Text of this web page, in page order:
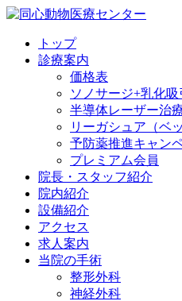
トップ
診療案内
価格表
ソノサージ+乳化吸
半導体レーザー治
リーガシュア（ベ
予防薬推進キャン
プレミアム会員
院長・ スタッフ紹介
院内紹介
設備紹介
アクセス
求人案内
当院の手術
整形外科
神経外科